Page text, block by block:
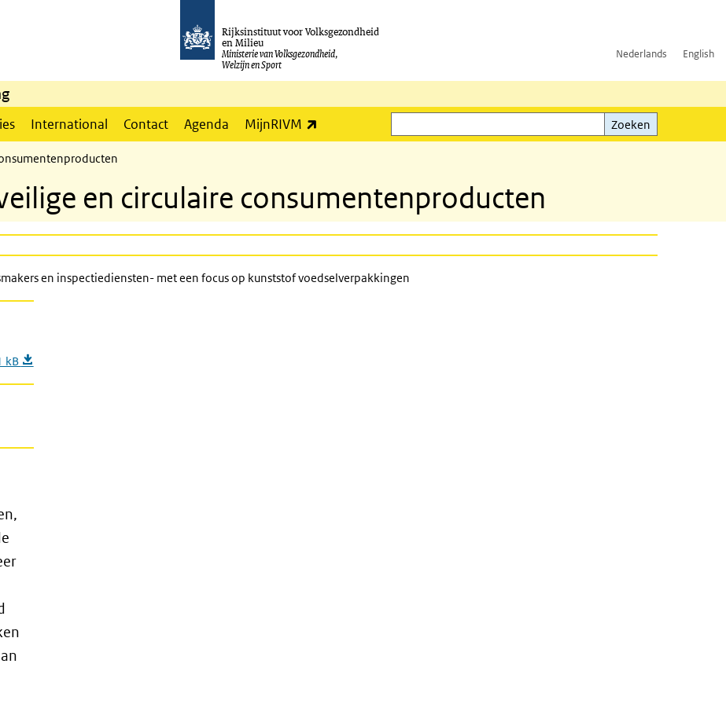
Rijksinstituut voor Volksgezondheid
en Milieu
Ministerie van Volksgezondheid,
Welzijn en Sport
Nederlands English
International Contact Agenda MijnRIVM
Zoeken
Zoeken
en circulaire consumentenproducten
en inspectiediensten- met een focus op kunststof voedselverpakkingen
kB